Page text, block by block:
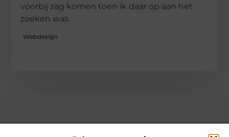
voorbij zag komen toen ik daar op aan het
zoeken was.
Webdesign